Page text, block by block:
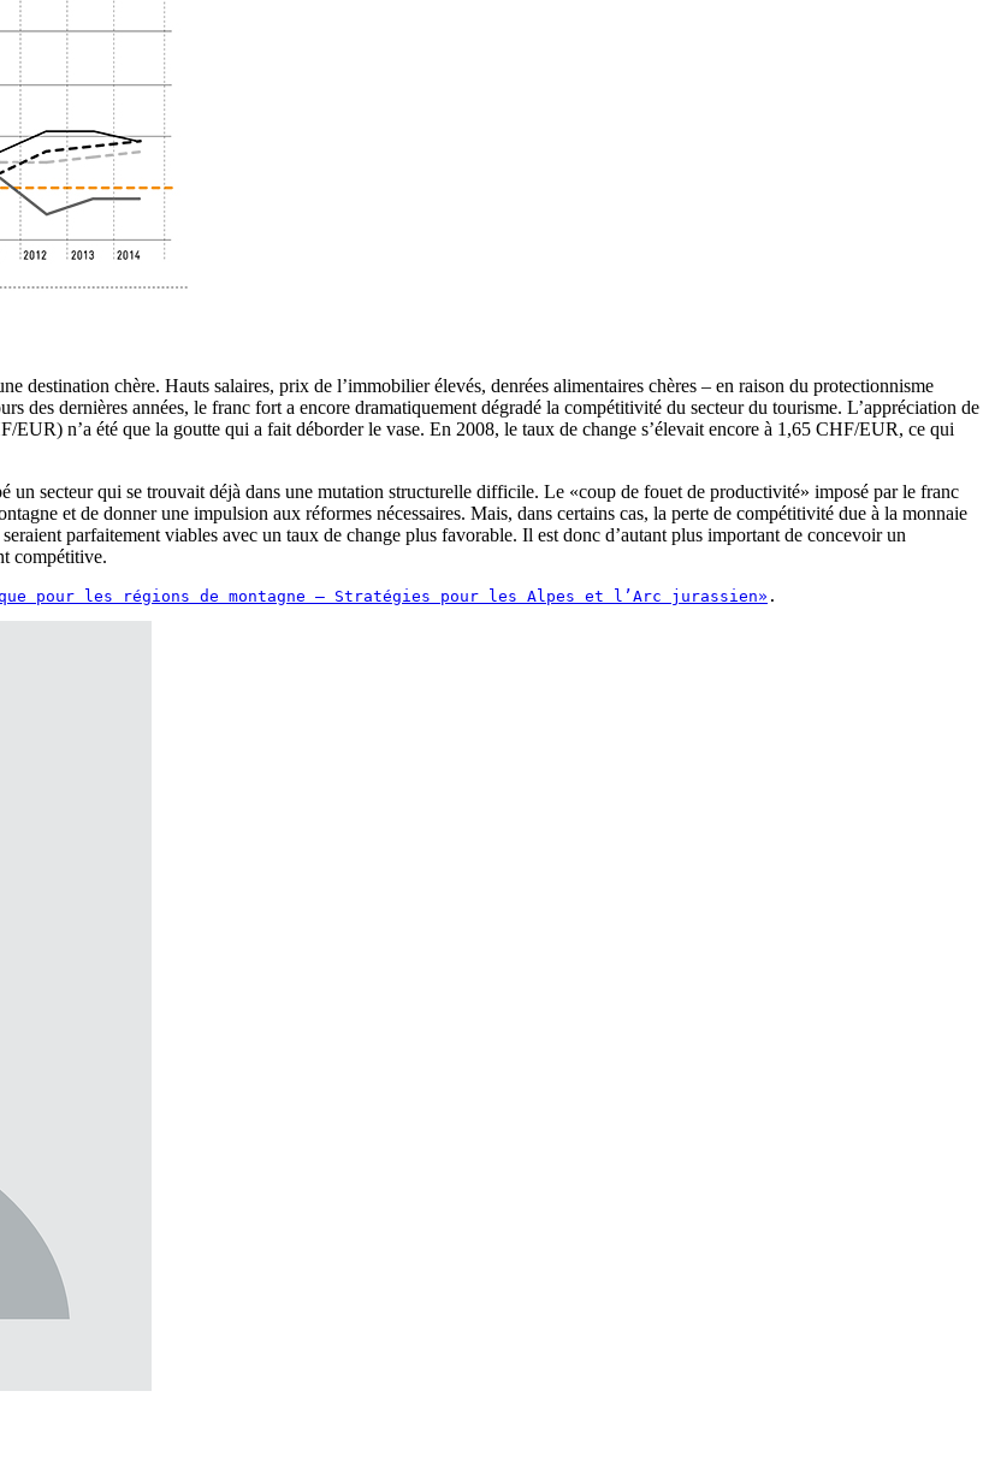
destination chère. Hauts salaires, prix de l’immobilier élevés, denrées alimentaires chères – en raison du protectionnisme
des dernières années, le franc fort a encore dramatiquement dégradé la compétitivité du secteur du tourisme. L’appréciation de
n’a été que la goutte qui a fait déborder le vase. En 2008, le taux de change s’élevait encore à 1,65 CHF/EUR, ce qui
un secteur qui se trouvait déjà dans une mutation structurelle difficile. Le «coup de fouet de productivité» imposé par le franc
et de donner une impulsion aux réformes nécessaires. Mais, dans certains cas, la perte de compétitivité due à la monnaie
parfaitement viables avec un taux de change plus favorable. Il est donc d’autant plus important de concevoir un
compétitive.
pour les régions de montagne – Stratégies pour les Alpes et l’Arc jurassien» .